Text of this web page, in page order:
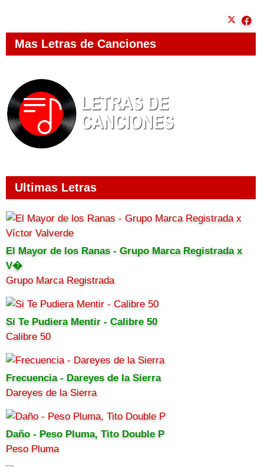
Mas Letras de Canciones
Ultimas Letras
El Mayor de los Ranas - Grupo Marca Registrada x
V�
Grupo Marca Registrada
Si Te Pudiera Mentir - Calibre 50
Calibre 50
Frecuencia - Dareyes de la Sierra
Dareyes de la Sierra
Daño - Peso Pluma, Tito Double P
Peso Pluma